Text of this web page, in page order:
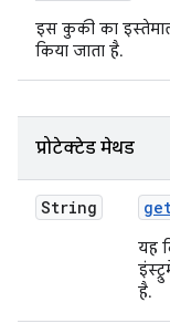
इस कुकी का
किया जाता है.
प्रोटेक्टेड मेथड
String
यह
है.